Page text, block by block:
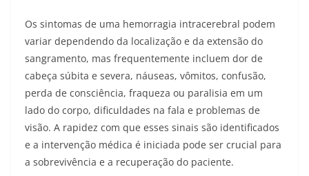
Os sintomas de uma hemorragia intracerebral podem
variar dependendo da localização e da extensão do
sangramento, mas frequentemente incluem dor de
cabeça súbita e severa, náuseas, vômitos, confusão,
perda de consciência, fraqueza ou paralisia em um
lado do corpo, dificuldades na fala e problemas de
visão. A rapidez com que esses sinais são identificados
e a intervenção médica é iniciada pode ser crucial para
a sobrevivência e a recuperação do paciente.